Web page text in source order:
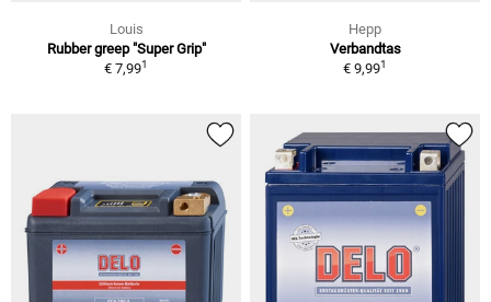
Louis
Rubber greep "Super Grip"
€ 7,991
Hepp
Verbandtas
€ 9,991